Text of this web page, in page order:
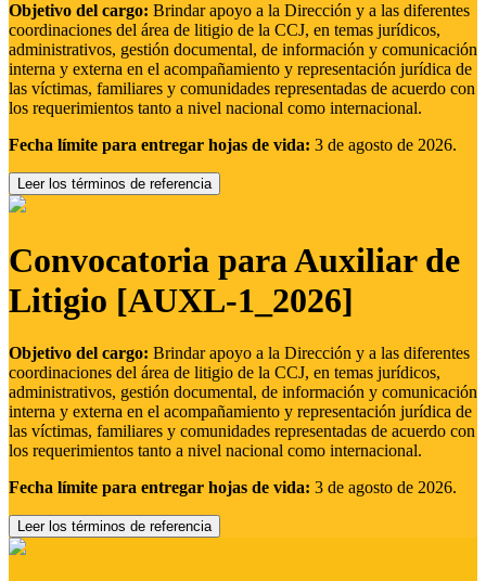
Objetivo del cargo: Brindar apoyo a la Dirección y a las diferentes
coordinaciones del área de litigio de la CCJ, en temas jurídicos,
administrativos, gestión documental, de información y comunicación
interna y externa en el acompañamiento y representación jurídica de
las víctimas, familiares y comunidades representadas de acuerdo con
los requerimientos tanto a nivel nacional como internacional.
Fecha límite para entregar hojas de vida: 3 de agosto de 2026.
Leer los términos de referencia
Convocatoria para Auxiliar de
Litigio [AUXL-1_2026]
Objetivo del cargo: Brindar apoyo a la Dirección y a las diferentes
coordinaciones del área de litigio de la CCJ, en temas jurídicos,
administrativos, gestión documental, de información y comunicación
interna y externa en el acompañamiento y representación jurídica de
las víctimas, familiares y comunidades representadas de acuerdo con
los requerimientos tanto a nivel nacional como internacional.
Fecha límite para entregar hojas de vida: 3 de agosto de 2026.
Leer los términos de referencia